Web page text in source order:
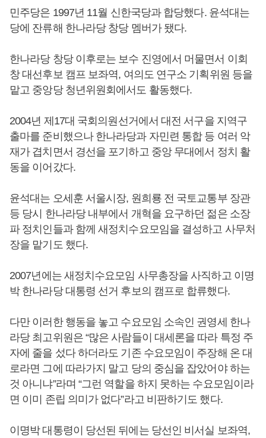
민주당은 1997년 11월 신한국당과 합당했다. 윤석대는
당에 잔류해 한나라당 창당 멤버가 됐다.
한나라당 창당 이후로는 보수 진영에서 머물면서 이회
창 대선후보 캠프 보좌역, 여의도 연구소 기획위원 등을
맡고 중앙당 청년위원회에서도 활동했다.
2004년 제17대 국회의원선거에서 대전 서구을 지역구
출마를 준비했으나 한나라당과 자민련 통합 등 여러 악
재가 겹치면서 경선을 포기하고 중앙 무대에서 정치 활
동을 이어갔다.
윤석대는 오세훈 서울시장, 원희룡 전 국토교통부 장관
등 당시 한나라당 내부에서 개혁을 요구하던 젊은 소장
파 정치인들과 함께 새정치수요모임을 결성하고 사무처
장을 맡기도 했다.
2007년에는 새정치수요모임 사무총장을 사직하고 이명
박 한나라당 대통령 선거 후보의 캠프로 합류했다.
다만 이러한 행동을 놓고 수요모임 소속인 권영세 한나
라당 최고위원은 “많은 사람들이 대세론을 따라 특정 주
자에 줄을 섰다 하더라도 기존 수요모임이 주장해 온 대
로라면 그에 따라가지 말고 당의 중심을 잡았어야 하는
것 아니냐”라며 “그런 역할을 하지 못하는 수요모임이라
면 이미 존립 의미가 없다”라고 비판하기도 했다.
이명박 대통령이 당선된 뒤에는 당선인 비서실 보좌역,